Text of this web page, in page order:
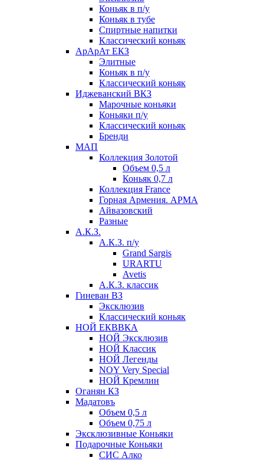
Коньяк в п/у
Коньяк в тубе
Спиртные напитки
Классический коньяк
АрАрАт ЕКЗ
Элитные
Коньяк в п/у
Классический коньяк
Иджеванский ВКЗ
Марочные коньяки
Коньяки п/у
Классический коньяк
Бренди
МАП
Коллекция Золотой
Объем 0,5 л
Коньяк 0,7 л
Коллекция France
Горная Армения. АРМА
Айвазовский
Разные
А.К.З.
А.К.З. п/у
Grand Sargis
URARTU
Avetis
А.К.З. классик
Гиневан ВЗ
Эксклюзив
Классический коньяк
НОЙ ЕКВВКА
НОЙ Эксклюзив
НОЙ Классик
НОЙ Легенды
NOY Very Speсial
НОЙ Кремлин
Оганян КЗ
Мадатовъ
Объем 0,5 л
Объем 0,75 л
Эксклюзивные Коньяки
Подарочные Коньяки
СИС Алко